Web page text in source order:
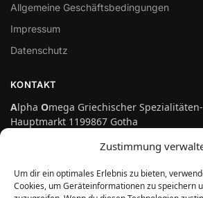
Zustimmung
Um dir ein optimales Erlebnis zu bieten,
Cookies, um Geräteinformationen zu speichern
Allgemeine Geschäftsbedingungen
Impressum
Datenschutz
KONTAKT
Alpha Omega Griechischer
Hauptmarkt 1199867 Gotha
info@genuss-auf-griechisch.de